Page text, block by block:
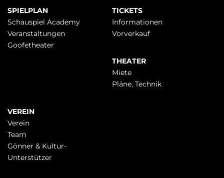
Navigation
überspringen
SPIELPLAN
Schauspiel Academy
Veranstaltungen
Goofetheater
TICKETS
Infor­mationen
Vorverkauf
THEATER
Miete
Pläne, Technik
VEREIN
Verein
Team
Gönner & Kultur-
Unterstützer